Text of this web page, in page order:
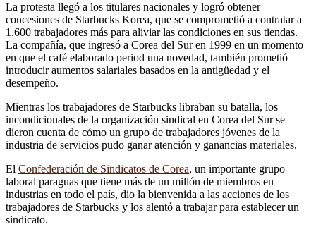
La protesta llegó a los titulares nacionales y logró obtener
concesiones de Starbucks Korea, que se comprometió a contratar a
1.600 trabajadores más para aliviar las condiciones en sus tiendas.
La compañía, que ingresó a Corea del Sur en 1999 en un momento
en que el café elaborado period una novedad, también prometió
introducir aumentos salariales basados ​​en la antigüedad y el
desempeño.
Mientras los trabajadores de Starbucks libraban su batalla, los
incondicionales de la organización sindical en Corea del Sur se
dieron cuenta de cómo un grupo de trabajadores jóvenes de la
industria de servicios pudo ganar atención y ganancias materiales.
El Confederación de Sindicatos de Corea, un importante grupo
laboral paraguas que tiene más de un millón de miembros en
industrias en todo el país, dio la bienvenida a las acciones de los
trabajadores de Starbucks y los alentó a trabajar para establecer un
sindicato.